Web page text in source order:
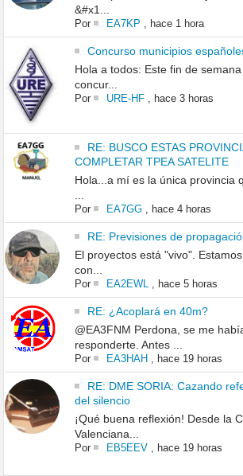
&#x1...
Por EA7KP hace 1 hora
Concurso municipios
Hola a todos: Este fin de
concur...
Por URE-HF, hace 3 horas
RE: BUSCO ESTAS
COMPLETAR TPEA SATELITE
Hola...a mí es la única provincia
Por EA7GG, hace 4 horas
RE: Previsiones de
El proyectos está "vivo".
con...
Por EA2EWL, hace 5 horas
RE: ¿Acoplará en 40m?
@EA3FNM Perdona, se me
responderte. Antes ...
Por EA3HAH , hace 19 horas
RE: DME SORIA: Cazando
del silencio
¡Qué buena reflexión! Desde la
Valenciana...
Por EB5EEV, hace 19 horas